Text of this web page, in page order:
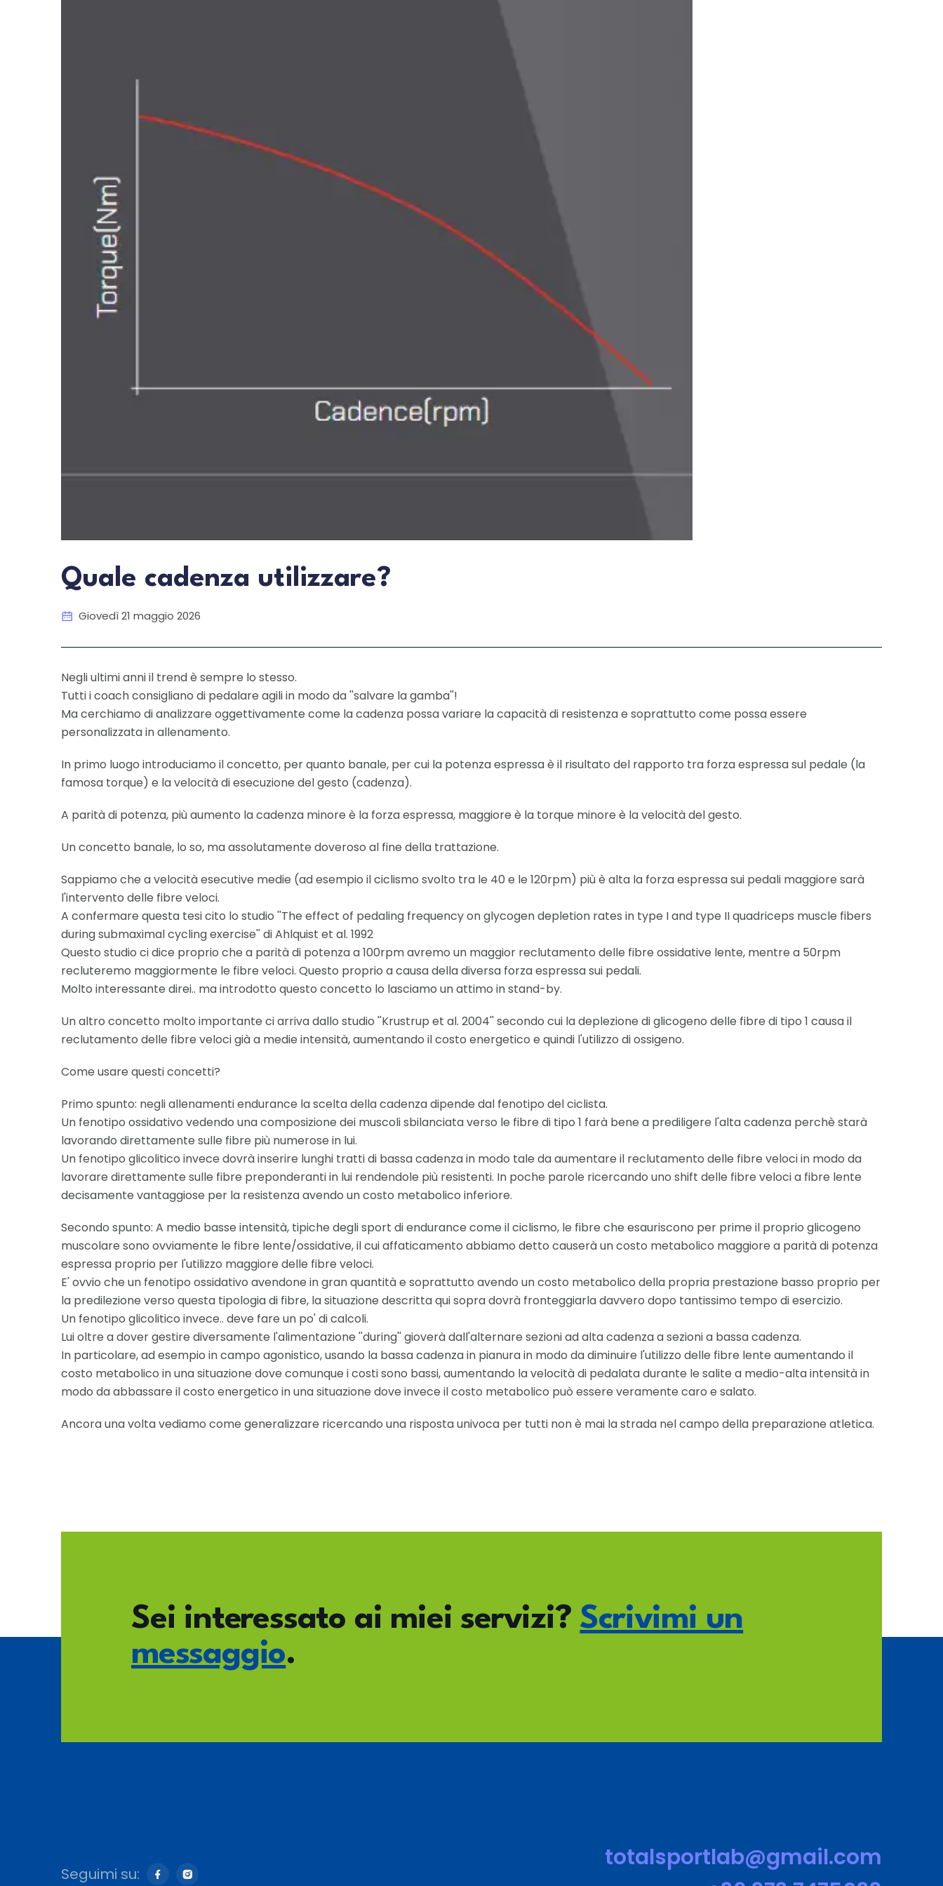
Quale cadenza utilizzare?
Giovedì 21 maggio 2026
Negli ultimi anni il trend è sempre lo stesso.
Tutti i coach consigliano di pedalare agili in modo da ''salvare la gamba''!
Ma cerchiamo di analizzare oggettivamente come la cadenza possa variare la capacità di resistenza e soprattutto come possa essere
personalizzata in allenamento.
In primo luogo introduciamo il concetto, per quanto banale, per cui la potenza espressa è il risultato del rapporto tra forza espressa sul pedale (la
famosa torque) e la velocità di esecuzione del gesto (cadenza).
A parità di potenza, più aumento la cadenza minore è la forza espressa, maggiore è la torque minore è la velocità del gesto.
Un concetto banale, lo so, ma assolutamente doveroso al fine della trattazione.
Sappiamo che a velocità esecutive medie (ad esempio il ciclismo svolto tra le 40 e le 120rpm) più è alta la forza espressa sui pedali maggiore sarà
l'intervento delle fibre veloci.
A confermare questa tesi cito lo studio ''The effect of pedaling frequency on glycogen depletion rates in type I and type II quadriceps muscle fibers
during submaximal cycling exercise'' di Ahlquist et al. 1992
Questo studio ci dice proprio che a parità di potenza a 100rpm avremo un maggior reclutamento delle fibre ossidative lente, mentre a 50rpm
recluteremo maggiormente le fibre veloci. Questo proprio a causa della diversa forza espressa sui pedali.
Molto interessante direi.. ma introdotto questo concetto lo lasciamo un attimo in stand-by.
Un altro concetto molto importante ci arriva dallo studio ''Krustrup et al. 2004'' secondo cui la deplezione di glicogeno delle fibre di tipo 1 causa il
reclutamento delle fibre veloci già a medie intensità, aumentando il costo energetico e quindi l'utilizzo di ossigeno.
Come usare questi concetti?
Primo spunto: negli allenamenti endurance la scelta della cadenza dipende dal fenotipo del ciclista.
Un fenotipo ossidativo vedendo una composizione dei muscoli sbilanciata verso le fibre di tipo 1 farà bene a prediligere l'alta cadenza perchè starà
lavorando direttamente sulle fibre più numerose in lui.
Un fenotipo glicolitico invece dovrà inserire lunghi tratti di bassa cadenza in modo tale da aumentare il reclutamento delle fibre veloci in modo da
lavorare direttamente sulle fibre preponderanti in lui rendendole più resistenti. In poche parole ricercando uno shift delle fibre veloci a fibre lente
decisamente vantaggiose per la resistenza avendo un costo metabolico inferiore.
Secondo spunto: A medio basse intensità, tipiche degli sport di endurance come il ciclismo, le fibre che esauriscono per prime il proprio glicogeno
muscolare sono ovviamente le fibre lente/ossidative, il cui affaticamento abbiamo detto causerà un costo metabolico maggiore a parità di potenza
espressa proprio per l'utilizzo maggiore delle fibre veloci.
E' ovvio che un fenotipo ossidativo avendone in gran quantità e soprattutto avendo un costo metabolico della propria prestazione basso proprio per
la predilezione verso questa tipologia di fibre, la situazione descritta qui sopra dovrà fronteggiarla davvero dopo tantissimo tempo di esercizio.
Un fenotipo glicolitico invece.. deve fare un po' di calcoli.
Lui oltre a dover gestire diversamente l'alimentazione ''during'' gioverà dall'alternare sezioni ad alta cadenza a sezioni a bassa cadenza.
In particolare, ad esempio in campo agonistico, usando la bassa cadenza in pianura in modo da diminuire l'utilizzo delle fibre lente aumentando il
costo metabolico in una situazione dove comunque i costi sono bassi, aumentando la velocità di pedalata durante le salite a medio-alta intensità in
modo da abbassare il costo energetico in una situazione dove invece il costo metabolico può essere veramente caro e salato.
Ancora una volta vediamo come generalizzare ricercando una risposta univoca per tutti non è mai la strada nel campo della preparazione atletica.
Sei interessato ai miei servizi? Scrivimi un
messaggio.
Seguimi su:
totalsportlab@gmail.com